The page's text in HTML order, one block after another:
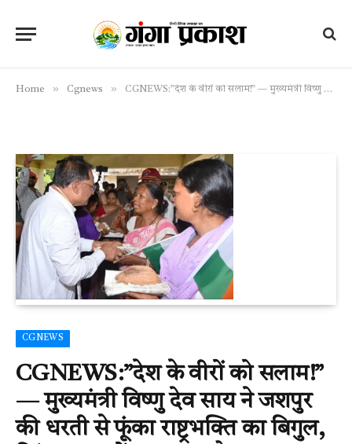
Home » Cgnews » CGNEWS:”देश के वीरों को सलाम!” — मुख्यमंत्री विष्णु देव साय ने जशपुर की धरती से फूंका राष्ट्रभक्ति का बिगुल, तिरंगा यात्रा में उमड़ा जनसैलाब
CGNEWS
CGNEWS:”देश के वीरों को सलाम!”
— मुख्यमंत्री विष्णु देव साय ने जशपुर
की धरती से फूंका राष्ट्रभक्ति का बिगुल,